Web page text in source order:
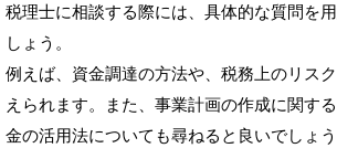
税理士に相談する際には、具体的な質問を
しょう。
例えば、資金調達の方法や、税務上のリス
えられます。また、事業計画の作成に関す
金の活用法についても尋ねると良いでしょう